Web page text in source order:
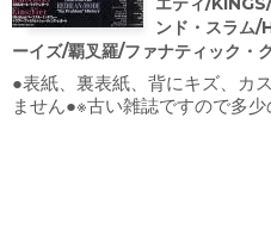
ンド・スラム
ーイズ/覇叉羅/ファナティック・
●表紙、裏表紙、背にキズ、カ
ません●※古い雑誌ですので多少